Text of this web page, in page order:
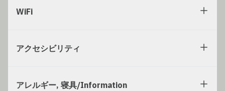
WiFi
アクセシビリティ
アレルギー, 寝具/Information